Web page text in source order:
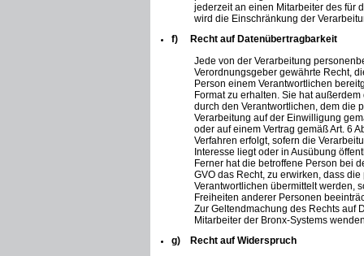
jederzeit an einen Mitarbeiter des für
wird die Einschränkung der
f) Recht auf Datenübertragbarkeit
Jede von der Verarbeitung
Verordnungsgeber gewährte Recht,
Person einem Verantwortlichen
Format zu erhalten. Sie hat
durch den Verantwortlichen, dem die
Verarbeitung auf der Einwilligung
oder auf einem Vertrag gemäß Art. 6
Verfahren erfolgt, sofern die
Interesse liegt oder in Ausübung
Ferner hat die betroffene Person bei
GVO das Recht, zu erwirken, dass
Verantwortlichen übermittelt werden,
Freiheiten anderer Personen
Zur Geltendmachung des Rechts auf
Mitarbeiter der Bronx-Systems
g) Recht auf Widerspruch